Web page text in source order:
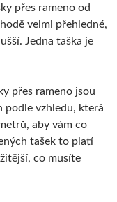
přes rameno od
velmi přehledné,
Jedna taška je
přes rameno jsou
podle vzhledu, která
aby vám co
tašek to platí
co musíte